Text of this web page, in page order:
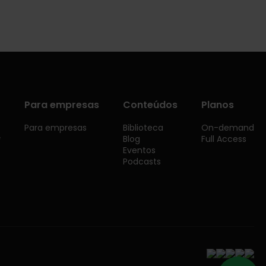
Para empresas
Para empresas
Conteúdos
Biblioteca
Blog
Eventos
Podcasts
Planos
On-demand
Full Access